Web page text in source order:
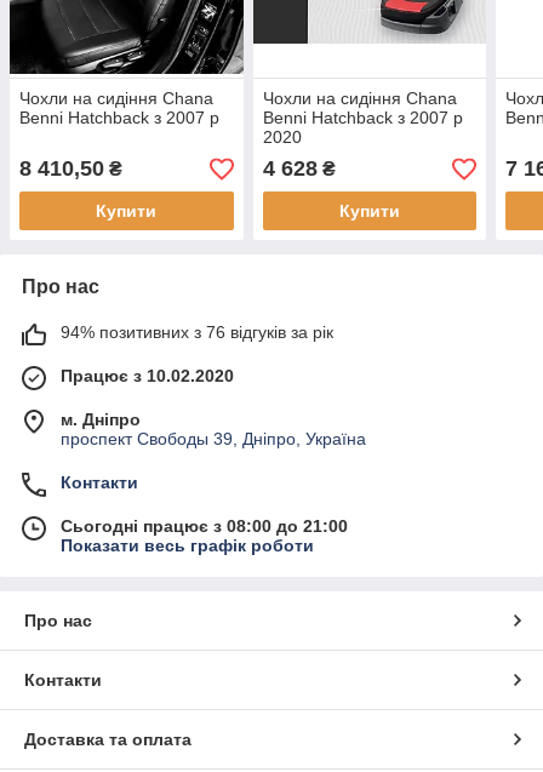
Чохли на сидіння Chana
Benni Hatchback з 2007 р
8 410,50 ₴
Купити
Чохли на сидіння Chana
Benni Hatchback з 2007 р
2020
4 628₴
Купити
7
Про нас
94% позитивних з 76 відгуків за рік
Працює з 10.02.2020
м. Дніпро
проспект Свободы 39, Дніпро, Україна
Контакти
Сьогодні працює з 08:00 до 21:00
Показати весь графік роботи
Про нас
Контакти
Доставка та оплата